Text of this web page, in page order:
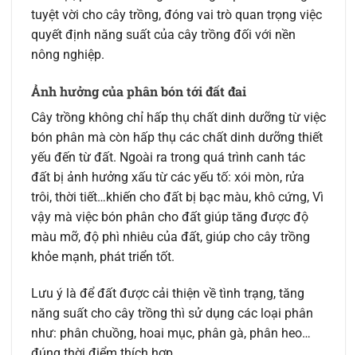
tuyệt vời cho cây trồng, đóng vai trò quan trọng việc
quyết định năng suất của cây trồng đối với nền
nông nghiệp.
Ảnh hưởng của phân bón tới đất đai
Cây trồng không chỉ hấp thụ chất dinh dưỡng từ việc
bón phân mà còn hấp thụ các chất dinh dưỡng thiết
yếu đến từ đất. Ngoài ra trong quá trình canh tác
đất bị ảnh hưởng xấu từ các yếu tố: xói mòn, rửa
trôi, thời tiết…khiến cho đất bị bạc màu, khô cứng, Vì
vậy mà việc bón phân cho đất giúp tăng được độ
màu mỡ, độ phì nhiêu của đất, giúp cho cây trồng
khỏe mạnh, phát triển tốt.
Lưu ý là để đất được cải thiện về tình trạng, tăng
năng suất cho cây trồng thì sử dụng các loại phân
như: phân chuồng, hoai mục, phân gà, phân heo…